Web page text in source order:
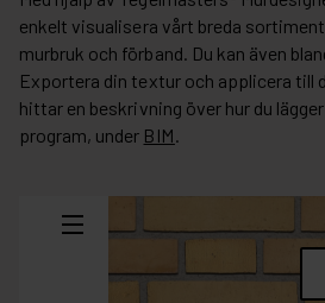
enkelt visualisera vårt breda
murbruk och förband. Du kan även
Exportera din textur och applicera till
hittar en beskrivning över hur du
program, under BIM.